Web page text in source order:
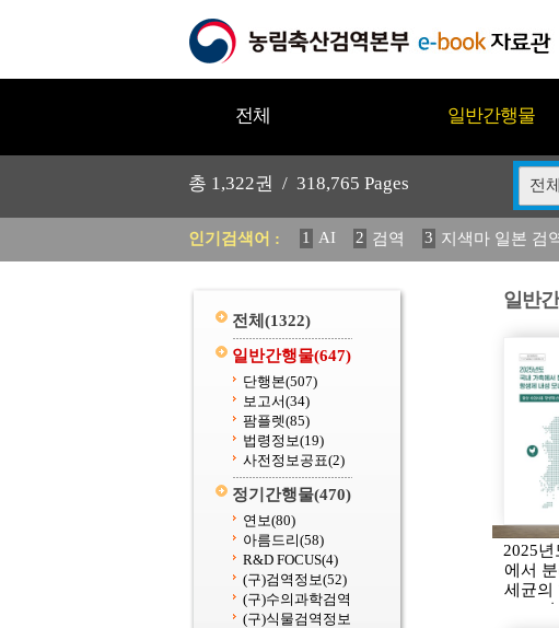
전체 일반간행물
총 1,322권 / 318,765 Pages 전
인기검색어 : 1 AI 2 검역 3 지색마 일본 검
11 2025 12 중독성 식물 도감
전체 (1322)
일반간행물(647)
단행본(507)
보고서(34)
팜플렛(85)
법령정보(19)
사전정보공표(2)
정기간행물(470)
연보(80)
아름드리(58)
R&D FOCUS(4)
(구)검역정보(52)
(구)수의과학검역
(구)식물검역정보
일반
2025
에서
세균의
모